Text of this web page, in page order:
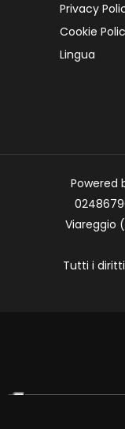
Privacy
Cookie
Lingua
Powered
Viareggio
Tutti i